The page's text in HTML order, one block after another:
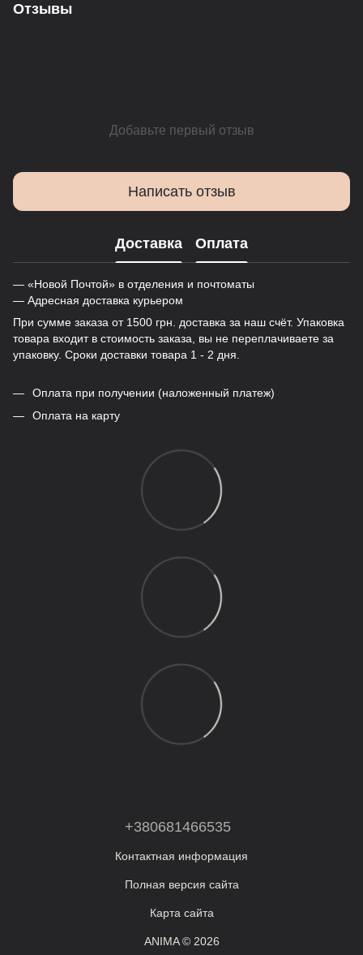
Отзывы
Добавьте первый отзыв
Написать отзыв
Доставка Оплата
— «Новой Почтой» в отделения и почтоматы
— Адресная доставка курьером
При сумме заказа от 1500 грн. доставка за наш счёт. Упаковка
товара входит в стоимость заказа, вы не переплачиваете за
упаковку. Сроки доставки товара 1 - 2 дня.
Оплата при получении (наложенный платеж)
Оплата на карту
+380681466535
Контактная информация
Полная версия сайта
Карта сайта
ANIMA © 2026